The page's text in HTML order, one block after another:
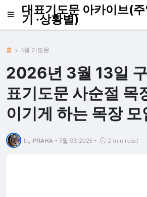
대표기도문 아카이브(주
기 ·상황별)
홈 3월 기도문
2026년 3월 13일
표기도문 사순절 목
이기게 하는 목장 모
by PRAHA • 3월 03, 2026 • 2 min read